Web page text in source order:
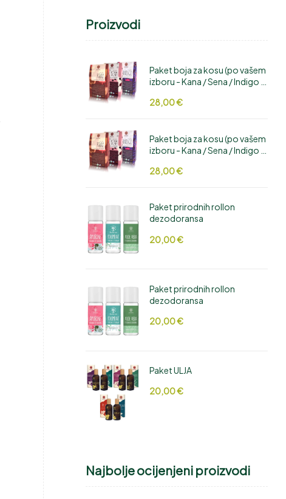
Proizvodi
Paket boja za kosu (po vašem
izboru - Kana / Sena / Indigo /
Manjistha / Aloe Vera /
28,00€
Paket boja za kosu (po vašem
izboru - Kana / Sena / Indigo /
Manjistha / Aloe Vera /
28,00€
Paket prirodnih rollon
dezodoransa
20,00€
Paket prirodnih rollon
dezodoransa
20,00€
Paket ULJA
20,00€
Najbolje ocijenjeni proizvodi